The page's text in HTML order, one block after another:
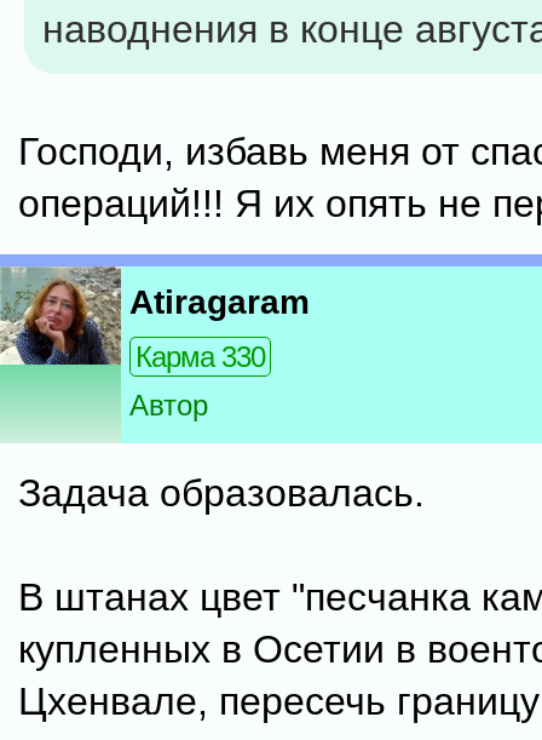
наводнения в конце
Господи, избавь меня от
операций!!! Я их опять не
Atiragaram
Карма 330
Автор
Задача образовалась.
В штанах цвет "песчанка
купленных в Осетии в
Цхенвале, пересечь